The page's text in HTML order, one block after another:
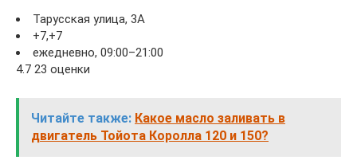
Тарусская улица, 3А
+7,+7
ежедневно, 09:00–21:00
4.7 23 оценки
Читайте также: Какое масло заливать в
двигатель Тойота Королла 120 и 150?